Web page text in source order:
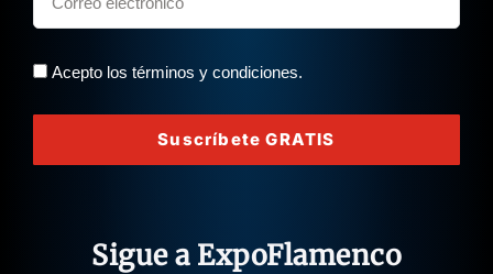
Acepto los términos y condiciones.
Suscríbete GRATIS
Sigue a ExpoFlamenco